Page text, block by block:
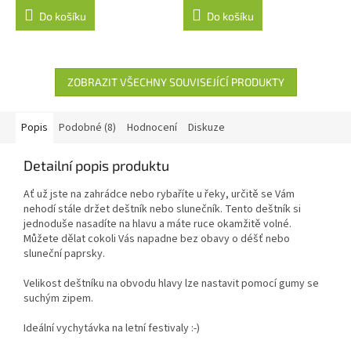
Do košíku Do košíku
ZOBRAZIT VŠECHNY SOUVISEJÍCÍ PRODUKTY
Popis Podobné (8) Hodnocení Diskuze
Detailní popis produktu
Ať už jste na zahrádce nebo rybaříte u řeky, určitě se Vám
nehodí stále držet deštník nebo slunečník. Tento deštník si
jednoduše nasadíte na hlavu a máte ruce okamžitě volné.
Můžete dělat cokoli Vás napadne bez obavy o déšť nebo
sluneční paprsky.
Velikost deštníku na obvodu hlavy lze nastavit pomocí gumy se
suchým zipem.
Ideální vychytávka na letní festivaly :-)